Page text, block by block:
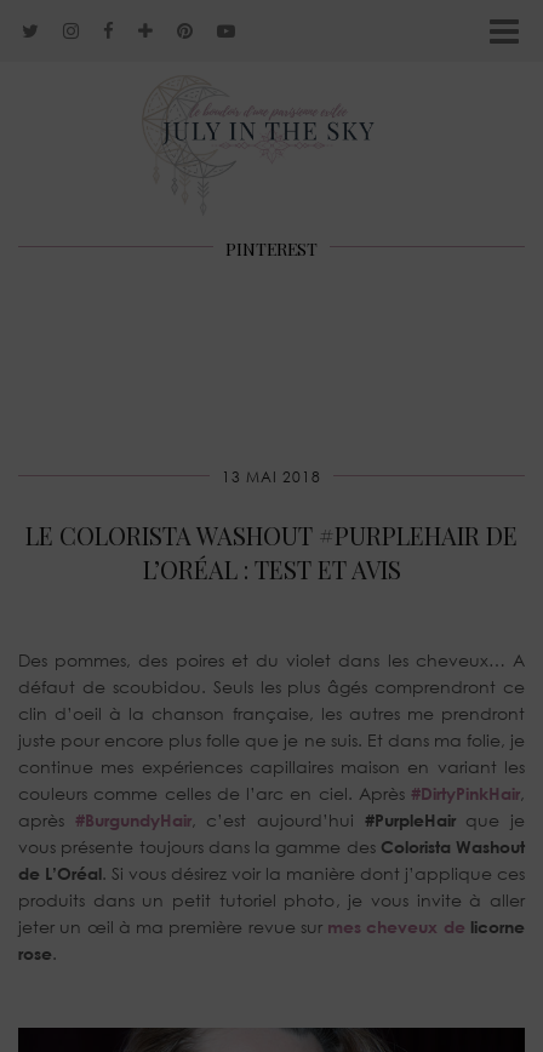
PINTEREST
13 MAI 2018
LE COLORISTA WASHOUT #PURPLEHAIR DE
L’ORÉAL : TEST ET AVIS
Des pommes, des poires et du violet dans les cheveux… A
défaut de scoubidou. Seuls les plus âgés comprendront ce
clin d’oeil à la chanson française, les autres me prendront
juste pour encore plus folle que je ne suis. Et dans ma folie, je
continue mes expériences capillaires maison en variant les
couleurs comme celles de l’arc en ciel. Après #DirtyPinkHair,
après #BurgundyHair, c’est aujourd’hui #PurpleHairque je
vous présente toujours dans la gamme des Colorista Washout
de L’Oréal. Si vous désirez voir la manière dont j’applique ces
produits dans un petit tutoriel photo, je vous invite à aller
jeter un œil à ma première revue sur mes cheveux de licorne
rose.